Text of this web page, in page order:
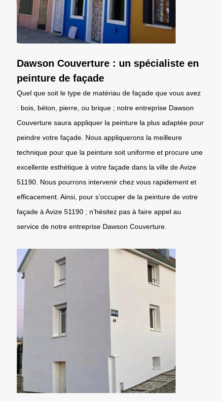
Dawson Couverture : un spécialiste en
peinture de façade
Quel que soit le type de matériau de façade que vous avez
: bois, béton, pierre, ou brique ; notre entreprise Dawson
Couverture saura appliquer la peinture la plus adaptée pour
peindre votre façade. Nous appliquerons la meilleure
technique pour que la peinture soit uniforme et procure une
excellente esthétique à votre façade dans la ville de Avize
51190. Nous pourrons intervenir chez vous rapidement et
efficacement. Ainsi, pour s’occuper de la peinture de votre
façade à Avize 51190 ; n’hésitez pas à faire appel au
service de notre entreprise Dawson Couverture.